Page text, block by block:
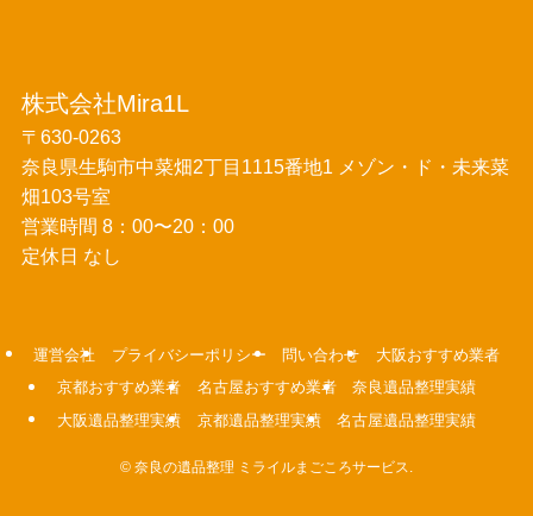
株式会社Mira1L
〒630-0263
奈良県生駒市中菜畑2丁目1115番地1 メゾン・ド・未来菜
畑103号室
営業時間 8：00〜20：00
定休日 なし
運営会社 プライバシーポリシー 問い合わせ
大阪おすすめ業者
京都おすすめ業者
名古屋おすすめ業者
奈良遺品整理実績
大阪遺品整理実績
京都遺品整理実績 名古屋遺品整理実績
© 奈良の遺品整理 ミライルまごころサービス.